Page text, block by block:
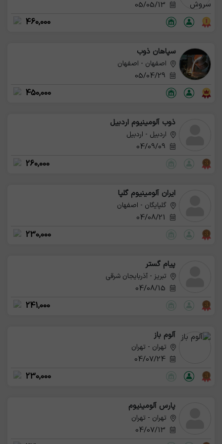
460,000
سپاهان ذوب
اصفهان - اصفهان
450,000
ذوب آلومینیوم اردبیل
اردبیل - اردبیل
260,000
ایران آلومینیوم گلپا
گلپایگان - اصفهان
230,000
پیام گستر
تبریز - آذربایجان شرقی
241,000
آلوم باز
تهران - تهران
04/07/24
230,000
پارس آلومینیوم
تهران - تهران